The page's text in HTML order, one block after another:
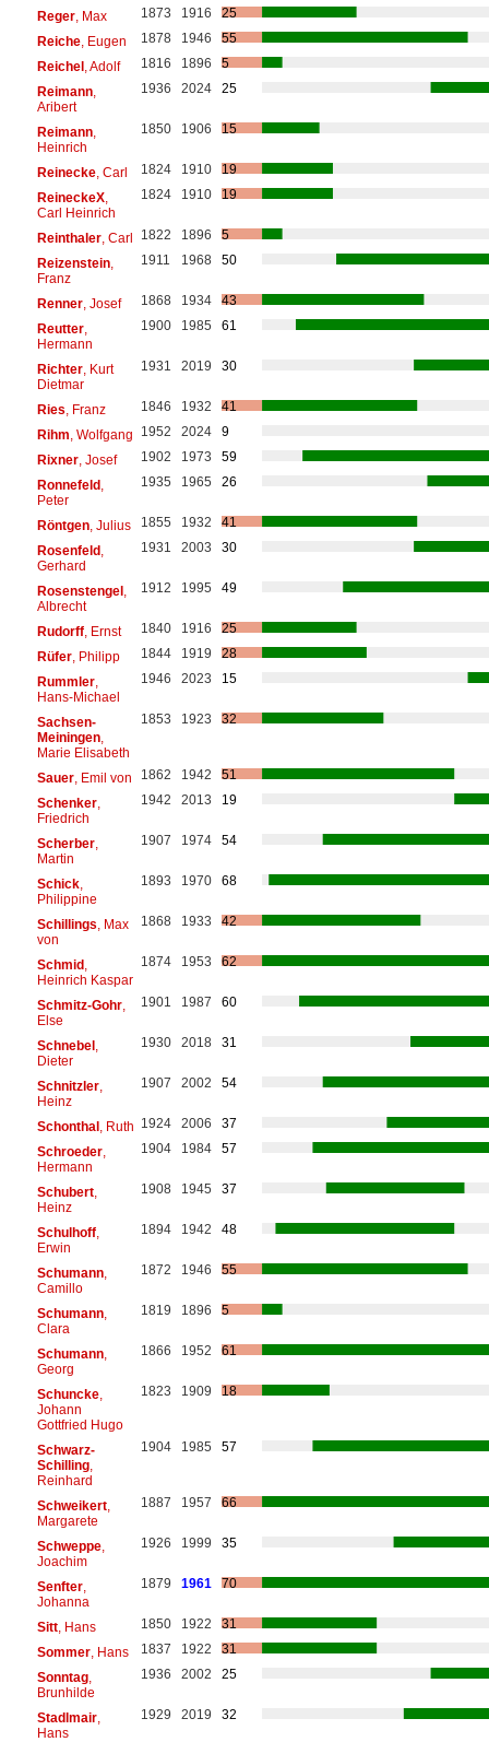
Reger, Max 1873 1916
25
Reiche, Eugen 1878 1946
55
Reichel, Adolf 1816 1896
5
Reimann,
Aribert
1936 2024 25
Reimann,
Heinrich
1850 1906 15
Reinecke, Carl 1824 1910
19
ReineckeX,
Carl Heinrich
1824 1910 19
Reinthaler, Carl 1822 1896
5
Reizenstein,
Franz
1911 1968 50
Renner, Josef 1868 1934
43
Reutter,
Hermann
1900 1985 61
Richter, Kurt
Dietmar
1931 2019 30
Ries , Franz 1846 1932
41
Rihm , Wolfgang 1952 2024
9
Rixner, Josef 1902 1973
59
Ronnefeld,
Peter
1935 1965 26
Röntgen, Julius 1855 1932
41
Rosenfeld,
Gerhard
1931 2003 30
Rosenstengel,
Albrecht
1912 1995 49
Rudorff, Ernst 1840 1916
25
Rüfer, Philipp 1844 1919
28
Rummler,
Hans-Michael
1946 2023 15
Sachsen-
Meiningen,
Marie Elisabeth
1853 1923 32
Sauer, Emil von 1862 1942
51
Schenker,
Friedrich
1942 2013 19
Scherber,
Martin
1907 1974 54
Schick,
Philippine
1893 1970 68
Schillings , Max
von
1868 1933 42
Schmid,
Heinrich Kaspar
1874 1953 62
Schmitz-Gohr,
Else
1901 1987 60
Schnebel,
Dieter
1930 2018 31
Schnitzler,
Heinz
1907 2002 54
Schonthal, Ruth 1924 2006
37
Schroeder,
Hermann
1904 1984 57
Schubert,
Heinz
1908 1945 37
Schulhoff,
Erwin
1894 1942 48
Schumann,
Camillo
1872 1946 55
Schumann,
Clara
1819 1896 5
Schumann,
Georg
1866 1952 61
Schuncke,
Johann
Gottfried Hugo
1823 1909 18
Schwarz-
Schilling,
Reinhard
1904 1985 57
Schweikert,
Margarete
1887 1957 66
Schweppe,
Joachim
1926 1999 35
Senfter,
Johanna
1879 1961 70
Sitt, Hans 1850 1922
31
Sommer, Hans 1837 1922
31
Sonntag,
Brunhilde
1936 2002 25
Stadlmair,
Hans
1929 2019 32